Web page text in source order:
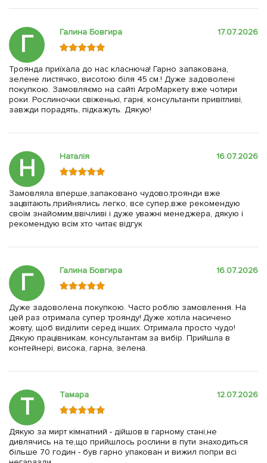
Г Галина Бовгира 17.07.2026
Троянда приїхала до нас класнюча! Гарно запакована,
зелене листячко, висотою біля 45 см.! Дуже задоволені
покупкою. Замовляємо на сайті АгроМаркету вже чотири
роки. Рослиночки свіженькі, гарні, консультанти привітливі,
завжди порадять, підкажуть. Дякую!
Н Наталія 16.07.2026
Замовляла вперше,запаковано чудово,троянди вже
зацвітають,прийнялись легко, все супер,вже рекомендую
своїм знайомим,ввічливі і дуже уважні менеджера, дякую і
рекомендую всім хто читає відгук
Г Галина Бовгира 16.07.2026
Дуже задоволена покупкою. Часто роблю замовлення. На
цей раз отримала супер троянду! Дуже хотіла насичено
жовту, щоб виділити серед інших. Отримала просто чудо!
Дякую працівникам, консультантам за вибір. Прийшла в
контейнері, висока, гарна, зелена.
Т Тамара 12.07.2026
Дякую за мирт кімнатний - дійшов в гарному стані,не
дивлячись на те,що прийшлось рослини в пути знаходиться
більше 70 годин - був гарно упакован и вижил попри всі